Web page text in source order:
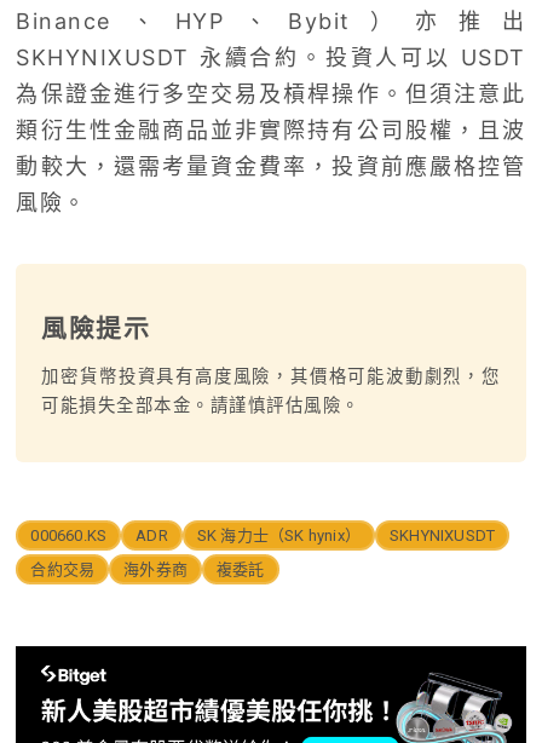
Binance、HYP、Bybit）亦推出
SKHYNIXUSDT 永續合約。投資人可以 USDT
為保證金進行多空交易及槓桿操作。但須注意此
類衍生性金融商品並非實際持有公司股權，且波
動較大，還需考量資金費率，投資前應嚴格控管
風險。
風險提示
加密貨幣投資具有高度風險，其價格可能波動劇烈，您
可能損失全部本金。請謹慎評估風險。
000660.KS ADR SK 海力士（SK hynix）
SKHYNIXUSDT
合約交易
海外券商 複委託